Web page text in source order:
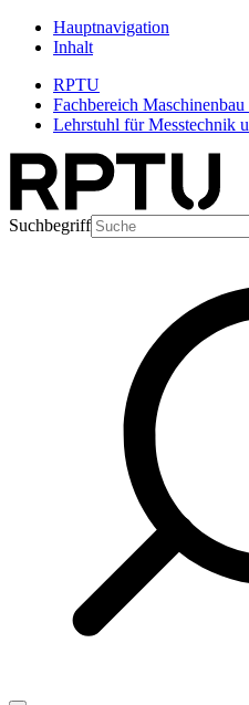
Hauptnavigation
Inhalt
RPTU
Fachbereich
Lehrstuhl für Messtechnik
Suchbegriff